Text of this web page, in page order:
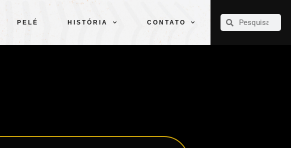
PELÉ HISTÓRIA CONTATO
CLUBE